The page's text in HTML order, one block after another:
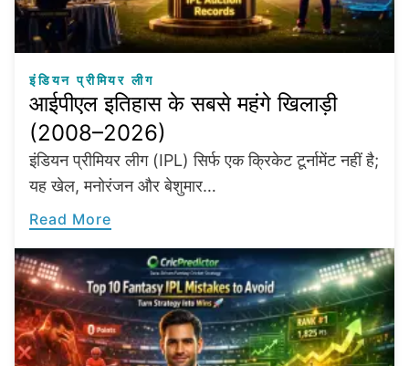
इंडियन प्रीमियर लीग
आईपीएल इतिहास के सबसे महंगे खिलाड़ी
(2008–2026)
इंडियन प्रीमियर लीग (IPL) सिर्फ एक क्रिकेट टूर्नामेंट नहीं है;
यह खेल, मनोरंजन और बेशुमार…
Read More